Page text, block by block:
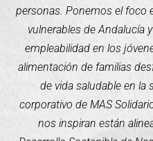
personas. Ponemos el foco
vulnerables de Andalucía
empleabilidad en los
alimentación de familias
de vida saludable en la
corporativo de MAS
nos inspiran están